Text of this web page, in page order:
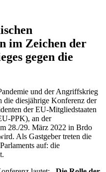
im Zeichen der
gegen die
und der Angriffskrieg
die diesjährige Konferenz der
der EU-Mitgliedstaaten
PPK), an der
28./29. März 2022 in Brdo
Als Gastgeber treten die
auf: die